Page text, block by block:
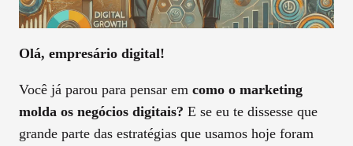
Olá, empresário digital!
Você já parou para pensar em como o marketing
molda os negócios digitais? E se eu te dissesse que
grande parte das estratégias que usamos hoje foram